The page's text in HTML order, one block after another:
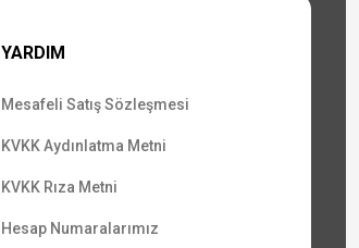
YARDIM
Mesafeli Satış Sözleşmesi
KVKK Aydınlatma Metni
KVKK Rıza Metni
Hesap Numaralarımız